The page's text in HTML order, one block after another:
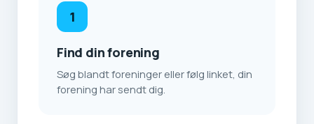
1
Find din forening
Søg blandt foreninger eller følg linket, din
forening har sendt dig.